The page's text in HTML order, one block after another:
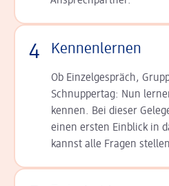
4 Kennenlernen
Ob Einzelgespräch,
Schnup­per­tag: Nun
kennen. Bei dieser
einen ersten Einblick in
kannst alle Fragen